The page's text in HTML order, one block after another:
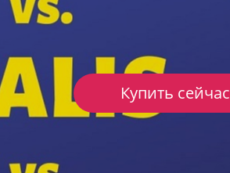
Купить сейчас